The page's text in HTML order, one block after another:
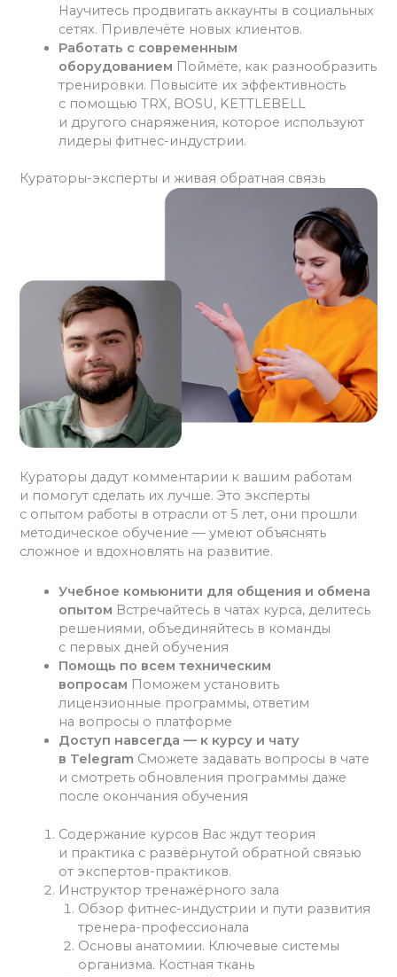
Научитесь продвигать аккаунты в социальных
сетях. Привлечёте новых клиентов.
Работать с современным
оборудованием Поймёте, как разнообразить
тренировки. Повысите их эффективность
с помощью TRX, BOSU, KETTLEBELL
и другого снаряжения, которое используют
лидеры фитнес-индустрии.
Кураторы-эксперты и живая обратная связь
Кураторы дадут комментарии к вашим работам
и помогут сделать их лучше. Это эксперты
с опытом работы в отрасли от 5 лет, они прошли
методическое обучение — умеют объяснять
сложное и вдохновлять на развитие.
Учебное комьюнити для общения и обмена
опытом Встречайтесь в чатах курса, делитесь
решениями, объединяйтесь в команды
с первых дней обучения
Помощь по всем техническим
вопросам Поможем установить
лицензионные программы, ответим
на вопросы о платформе
Доступ навсегда — к курсу и чату
в Telegram Сможете задавать вопросы в чате
и смотреть обновления программы даже
после окончания обучения
Содержание курсов Вас ждут теория
и практика с развёрнутой обратной связью
от экспертов-практиков.
Инструктор тренажёрного зала
Обзор фитнес-индустрии и пути развития
тренера-профессионала
Основы анатомии. Ключевые системы
организма. Костная ткань